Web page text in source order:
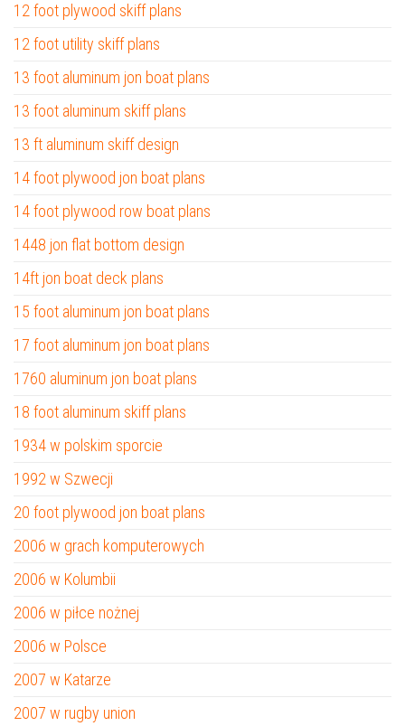
12 foot plywood skiff plans
12 foot utility skiff plans
13 foot aluminum jon boat plans
13 foot aluminum skiff plans
13 ft aluminum skiff design
14 foot plywood jon boat plans
14 foot plywood row boat plans
1448 jon flat bottom design
14ft jon boat deck plans
15 foot aluminum jon boat plans
17 foot aluminum jon boat plans
1760 aluminum jon boat plans
18 foot aluminum skiff plans
1934 w polskim sporcie
1992 w Szwecji
20 foot plywood jon boat plans
2006 w grach komputerowych
2006 w Kolumbii
2006 w piłce nożnej
2006 w Polsce
2007 w Katarze
2007 w rugby union